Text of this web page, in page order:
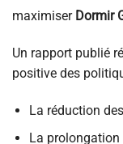
maximiser Dormir
Un rapport publié
positive des
La réduction
La